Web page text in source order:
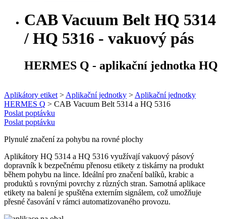
CAB Vacuum Belt HQ 5314
/ HQ 5316 - vakuový pás
HERMES Q - aplikační jednotka HQ
Aplikátory etiket > Aplikační jednotky > Aplikační jednotky
HERMES Q > CAB Vacuum Belt 5314 a HQ 5316
Poslat poptávku
Poslat poptávku
Plynulé značení za pohybu na rovné plochy
Aplikátory HQ 5314 a HQ 5316 využívají vakuový pásový
dopravník k bezpečnému přenosu etikety z tiskárny na produkt
během pohybu na lince. Ideální pro značení balíků, krabic a
produktů s rovnými povrchy z různých stran. Samotná aplikace
etikety na balení je spuštěna externím signálem, což umožňuje
přesné časování v rámci automatizovaného provozu.